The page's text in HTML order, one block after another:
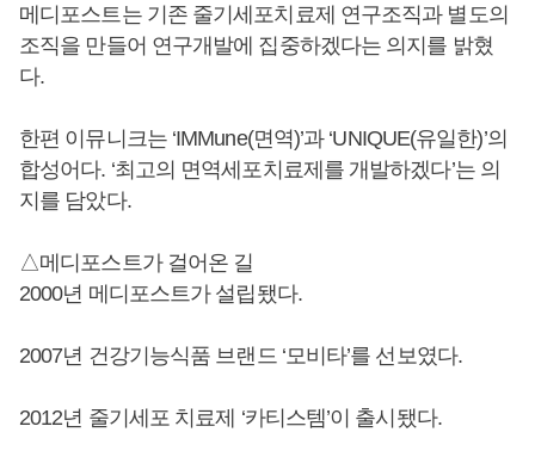
메디포스트는 기존 줄기세포치료제 연구조직과 별도의
조직을 만들어 연구개발에 집중하겠다는 의지를 밝혔
다.
한편 이뮤니크는 ‘IMMune(면역)’과 ‘UNIQUE(유일한)’의
합성어다. ‘최고의 면역세포치료제를 개발하겠다’는 의
지를 담았다.
△메디포스트가 걸어온 길
2000년 메디포스트가 설립됐다.
2007년 건강기능식품 브랜드 ‘모비타’를 선보였다.
2012년 줄기세포 치료제 ‘카티스템’이 출시됐다.